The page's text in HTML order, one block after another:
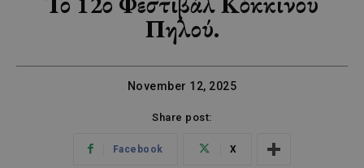
Πηλού.
November 12, 2025
Share post:
Facebook X